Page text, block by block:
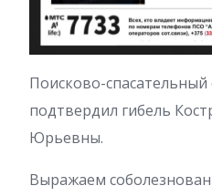
Поисково-спасательный
подтвердил гибель
Юрьевны.
Выражаем